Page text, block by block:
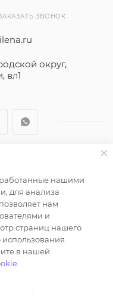
ЗВОНОК
округ,
вл1
групп"
справочный
офертой
2 статьи 437
Федерации.
опубликованных
только при
редакции и
opt-milena.ru
нашими
для анализа
нам
и
страниц нашего
в нашей